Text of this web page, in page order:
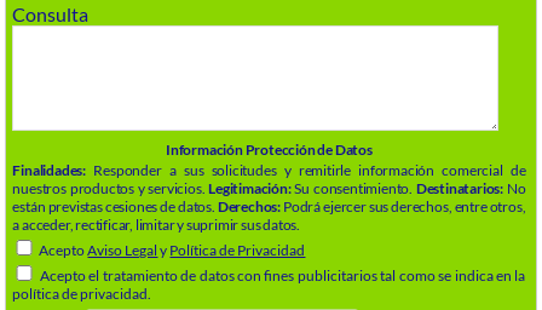
Consulta
Información Protección de Datos
Finalidades: Responder a sus solicitudes y remitirle información comercial de
nuestros productos y servicios.Legitimación:Su consentimiento. Destinatarios:No
están previstas cesiones de datos. Derechos: Podrá ejercer sus derechos, entre otros,
a acceder, rectificar, limitar y suprimir sus datos.
AceptoAviso Legal y Política de Privacidad
Acepto el tratamiento de datos con fines publicitarios tal como se indica en la
política de privacidad.